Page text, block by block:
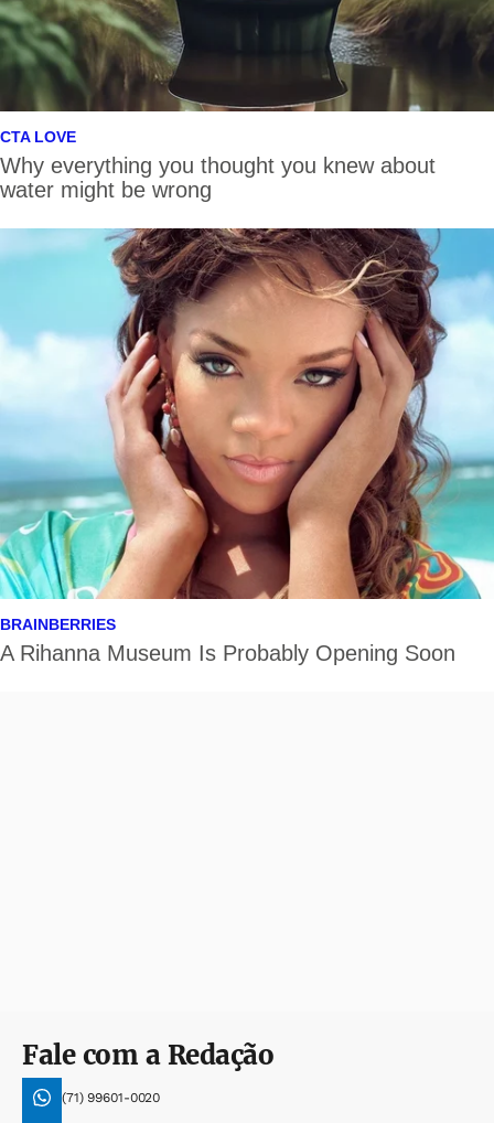
Fale com a Redação
(71) 99601-0020